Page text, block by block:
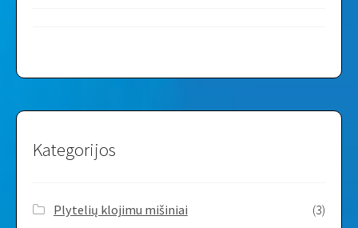
Kategorijos
Plytelių klojimu mišiniai
(3)